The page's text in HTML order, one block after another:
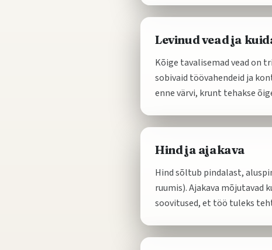
Levinud vead ja
Kõige tavalisemad vead on
sobivaid töövahendeid ja
enne värvi, krunt tehakse
Hind ja ajakava
Hind sõltub pindalast,
ruumis). Ajakava mõjutavad
soovitused, et töö tuleks